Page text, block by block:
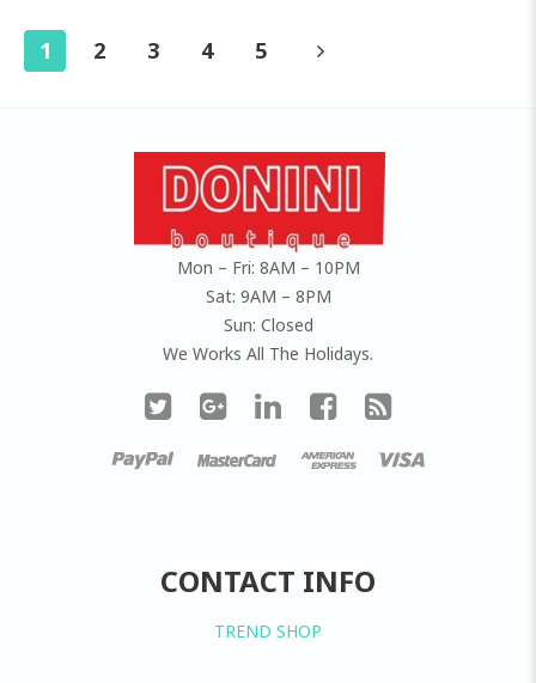
1 2 3 4 5
Mon – Fri: 8AM – 10PM
Sat: 9AM – 8PM
Sun: Closed
We Works All The Holidays.
CONTACT INFO
TREND SHOP